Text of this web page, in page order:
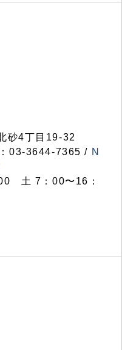
砂4丁目19-32
03-3644-7365 / N
土 7：00〜16：